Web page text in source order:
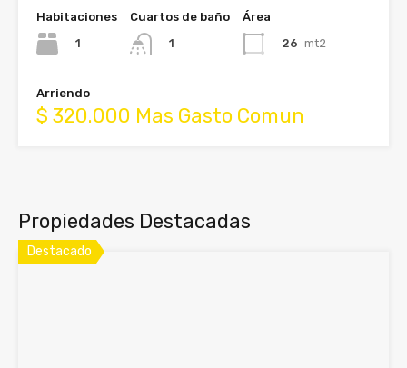
Habitaciones
1
Cuartos de baño
1
Área
26 mt2
Arriendo
$ 320.000 Mas Gasto Comun
Propiedades Destacadas
Destacado